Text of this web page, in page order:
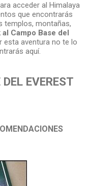
acceder al Himalaya
que encontrarás
templos, montañas,
al Campo Base del
esta aventura no te lo
aquí.
EVEREST